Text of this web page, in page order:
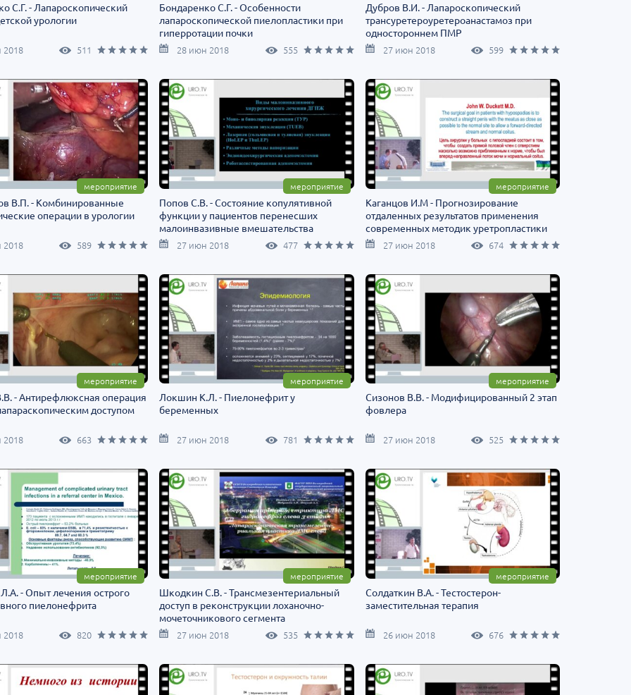
С.Г. - Лапароскопический
урологии
2018 511
Бондаренко С.Г. - Особенности
лапароскопической пиелопластики при
гиперротации почки
28 июн 2018 555
Дубров В.И. - Лапароскопический
трансуретероуретероанастамоз при
одностороннем ПМР
27 июн 2018 599
мероприятие
В.П. - Комбинированные
операции в урологии
2018 589
мероприятие
Попов С.В. - Состояние копулятивной
функции у пациентов перенесших
малоинвазивные вмешательства
27 июн 2018 477
мероприятие
Каганцов И.М - Прогнозирование
отдаленных результатов применения
современных методик уретропластики
при гипоспадии у детей
27 июн 2018 674
мероприятие
- Антирефлюксная операция
доступом
2018 663
мероприятие
Локшин К.Л. - Пиелонефрит у
беременных
27 июн 2018 781
мероприятие
Сизонов В.В. - Модифицированный 2 этап
фовлера
27 июн 2018 525
мероприятие
- Опыт лечения острого
пиелонефрита
2018 820
мероприятие
Шкодкин С.В. - Трансмезентериальный
доступ в реконструкции лоханочно-
мочеточникового сегмента
27 июн 2018 535
мероприятие
Солдаткин В.А. - Тестостерон-
заместительная терапия
26 июн 2018 676